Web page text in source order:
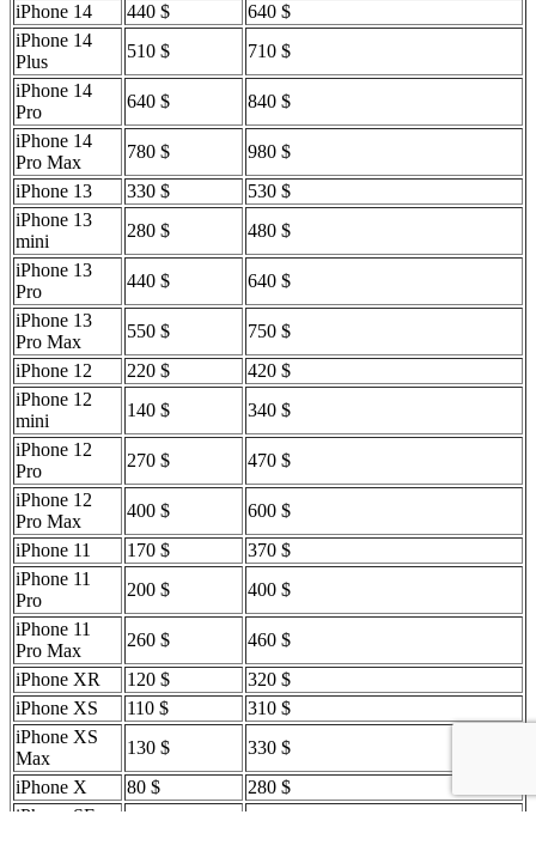
iPhone 14 440 $
640 $
iPhone 14
Plus
510 $
710 $
iPhone 14
Pro
640 $
840 $
iPhone 14
Pro Max
780 $
980 $
iPhone 13
330 $
530 $
iPhone 13
mini
280 $
480 $
iPhone 13
Pro
440 $
640 $
iPhone 13
Pro Max
550 $
750 $
iPhone 12
220 $
420 $
iPhone 12
mini
140 $
340 $
iPhone 12
Pro
270 $
470 $
iPhone 12
Pro Max
400 $
600 $
iPhone 11
170 $
370 $
iPhone 11
Pro
200 $
400 $
iPhone 11
Pro Max
260 $
460 $
iPhone XR
120 $
320 $
iPhone XS
110 $
310 $
iPhone XS
Max
130 $
330 $
iPhone X
80 $
280 $
iPhone SE